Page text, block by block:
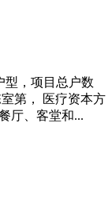
型，项目总户数
第， 医疗资本方
厅、客堂和...